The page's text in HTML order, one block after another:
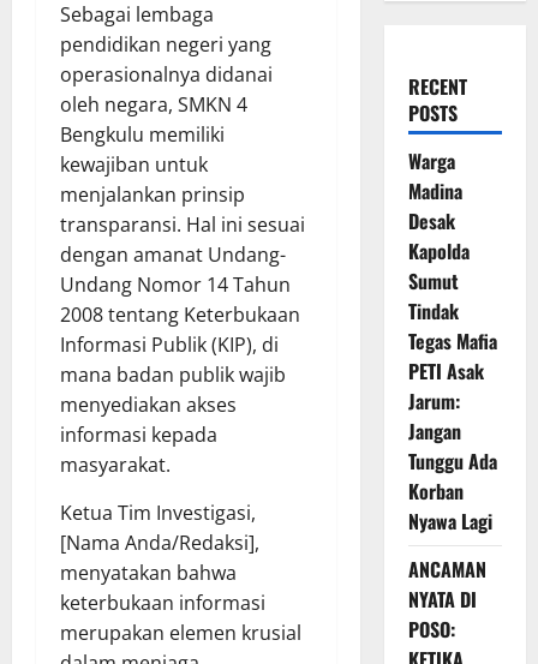
Sebagai lembaga
pendidikan negeri yang
operasionalnya didanai
oleh negara, SMKN 4
Bengkulu memiliki
kewajiban untuk
menjalankan prinsip
transparansi. Hal ini sesuai
dengan amanat Undang-
Undang Nomor 14 Tahun
2008 tentang Keterbukaan
Informasi Publik (KIP), di
mana badan publik wajib
menyediakan akses
informasi kepada
masyarakat.
Ketua Tim Investigasi,
[Nama Anda/Redaksi],
menyatakan bahwa
keterbukaan informasi
merupakan elemen krusial
RECENT
POSTS
Warga
Madina
Desak
Kapolda
Sumut
Tindak
Tegas Mafia
PETI Asak
Jarum:
Jangan
Tunggu Ada
Korban
Nyawa Lagi
ANCAMAN
NYATA DI
POSO: